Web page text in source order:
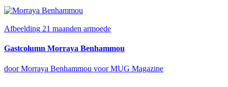
Afbeelding 21 maanden armoede
Gastcolumn Morraya Benhammou
door Morraya Benhammou voor MUG Magazine